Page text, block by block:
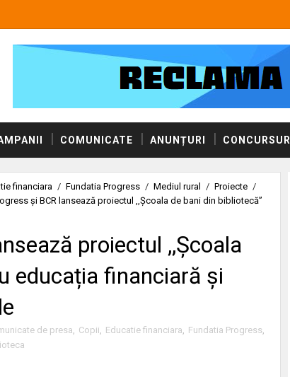
COMUNICATE ANUNȚURI CONCURSURI
financiara / Fundatia Progress / Mediul rural / Proiecte /
și BCR lansează proiectul ,,Școala de bani din bibliotecă”
proiectul ,,Școala
educația financiară și
de presa, Copii, Educatie financiara, Fundatia Progress,